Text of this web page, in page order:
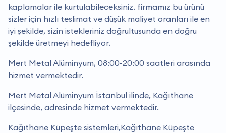
kaplamalar ile kurtulabileceksiniz. firmamız bu ürünü
sizler için hızlı teslimat ve düşük maliyet oranları ile en
iyi şekilde, sizin istekleriniz doğrultusunda en doğru
şekilde üretmeyi hedefliyor.
Mert Metal Alüminyum, 08:00-20:00 saatleri arasında
hizmet vermektedir.
Mert Metal Alüminyum İstanbul ilinde, Kağıthane
ilçesinde, adresinde hizmet vermektedir.
Kağıthane Küpeşte sistemleri,Kağıthane Küpeşte